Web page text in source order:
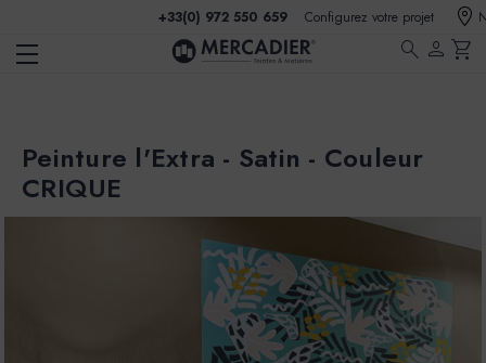
+33(0) 972 550 659 Configurez votre projet
search person shopping_cart
Peinture l'Extra - Satin - Couleur
CRIQUE